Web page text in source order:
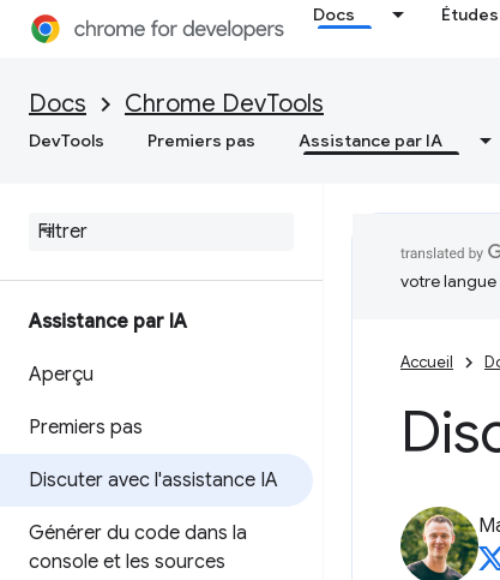
Docs
Docs Chrome DevTools
DevTools Premiers pas Assistance par IA
Assistance par IA
Aperçu
Premiers pas
Discuter avec l'assistance IA
Générer du code dans la
console et les sources
votre langue
Accueil